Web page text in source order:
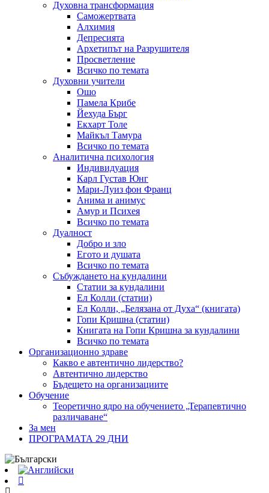
Духовна трансформация
Саможертвата
Алхимия
Депресията
Архетипът на Разрушителя
Просветление
Всичко по темата
Духовни учители
Ошо
Памела Крибе
Йехуда Бърг
Екхарт Толе
Майкъл Тамура
Всичко по темата
Аналитична психология
Индивидуация
Карл Густав Юнг
Мари-Луиз фон Франц
Анима и анимус
Амур и Психея
Всичко по темата
Дуалност
Добро и зло
Егото и душата
Всичко по темата
Събуждането на кундалини
Статии за кундалини
Ел Колли (статии)
Ел Колли, „Белязана от Духа“ (книгата)
Гопи Кришна (статии)
Книгата на Гопи Кришна за кундалини
Всичко по темата
Организационно здраве
Какво е автентично лидерство?
Автентично лидерство
Бъдещето на организациите
Обучение
Теоретично ядро на обучението „Терапевтично
различаване“
За мен
ПРОГРАМАТА 29 ДНИ